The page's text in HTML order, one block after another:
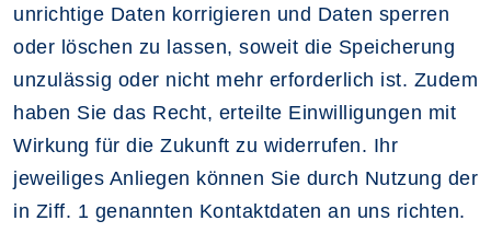
unrichtige Daten korrigieren und Daten sperren
oder löschen zu lassen, soweit die Speicherung
unzulässig oder nicht mehr erforderlich ist. Zudem
haben Sie das Recht, erteilte Einwilligungen mit
Wirkung für die Zukunft zu widerrufen. Ihr
jeweiliges Anliegen können Sie durch Nutzung der
in Ziff. 1 genannten Kontaktdaten an uns richten.